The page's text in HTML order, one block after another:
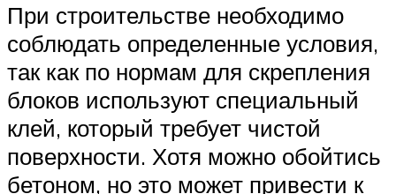
При строительстве необходимо
соблюдать определенные условия,
так как по нормам для скрепления
блоков используют специальный
клей, который требует чистой
поверхности. Хотя можно обойтись
бетоном, но это может привести к